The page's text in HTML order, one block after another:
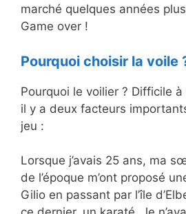
marché quelques années
Game over !
Pourquoi choisir la voile
Pourquoi le voilier ? Difficile
il y a deux facteurs
jeu :
Lorsque j’avais 25 ans, ma
de l’époque m’ont proposé
Gilio en passant par l’île